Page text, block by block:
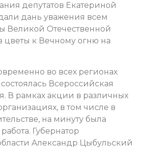
депутатов Екатериной
дань уважения всем
Великой Отечественной
цветы к Вечному огню на
во всех регионах
Всероссийская
В рамках акции в различных
в том числе в
на минуту была
Губернатор
Александр Цыбульский